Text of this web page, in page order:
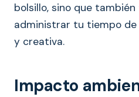
bolsillo, sino que
administrar tu tiempo
y creativa.
Impacto